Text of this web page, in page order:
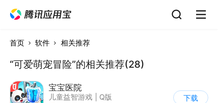
首页 软件 相关推荐
“可爱萌宠冒险”的相关推荐(28)
宝宝医院
儿童益智游戏
Q版
下载